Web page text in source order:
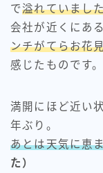
で溢れていまし
会社が近くにあ
ンチがてらお花
感じたものです。
満開にほど近い
年ぶり。
あとは天気に恵
た）